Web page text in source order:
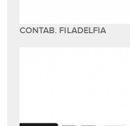
CONTAB. FILADELFIA